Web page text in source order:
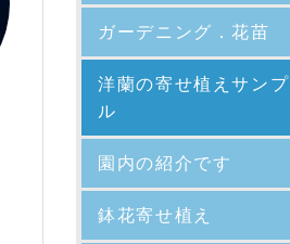
ガーデニング．花苗
洋蘭の寄せ植えサンプ
ル
園内の紹介です
鉢花寄せ植え